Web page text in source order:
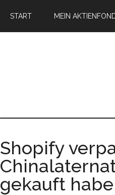
START MEIN
Shopify
gekauft